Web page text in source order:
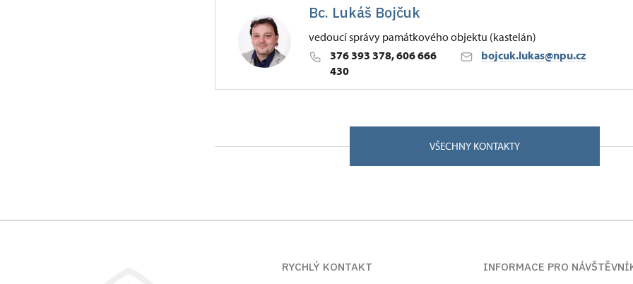
Bc. Lukáš Bojčuk
vedoucí správy památkového objektu (kastelán)
376 393 378, 606 666
430
bojcuk.lukas@npu.cz
Žižkova 1/, Švihov 34012
Kunětická Hora. Od května 2005 působí jako kastelán hradu Švihov.
VŠECHNY KONTAKTY
RYCHLÝ KONTAKT
INFORMACE PRO